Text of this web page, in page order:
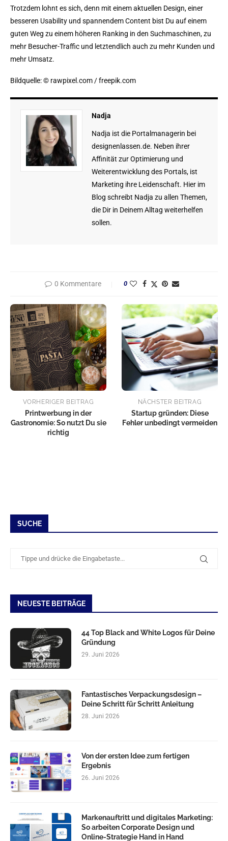
Trotzdem lohnt es sich, denn mit einem aktuellen Design, einer
besseren Usability und spannendem Content bist Du auf einem
guten Weg zu einem höheren Ranking in den Suchmaschinen, zu
mehr Besucher-Traffic und letztendlich auch zu mehr Kunden und
mehr Umsatz.
Bildquelle: © rawpixel.com / freepik.com
Nadja
Nadja ist die Portalmanagerin bei
designenlassen.de. Neben ihrer
Affinität zur Optimierung und
Weiterentwicklung des Portals, ist
Marketing ihre Leidenschaft. Hier im
Blog schreibt Nadja zu allen Themen,
die Dir in Deinem Alltag weiterhelfen
sollen.
0 Kommentare 0
VORHERIGER BEITRAG
Printwerbung in der
Gastronomie: So nutzt Du sie
richtig
NÄCHSTER BEITRAG
Startup gründen: Diese
Fehler unbedingt vermeiden
SUCHE
NEUESTE BEITRÄGE
44 Top Black and White Logos für Deine
Gründung
29. Juni 2026
Fantastisches Verpackungsdesign –
Deine Schritt für Schritt Anleitung
28. Juni 2026
Von der ersten Idee zum fertigen
Ergebnis
26. Juni 2026
Markenauftritt und digitales Marketing:
So arbeiten Corporate Design und
Online-Strategie Hand in Hand